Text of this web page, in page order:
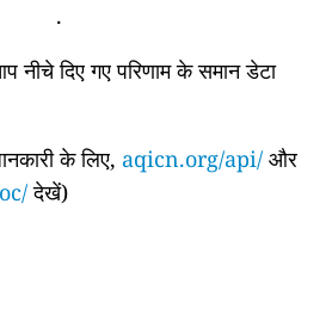
.
नीचे दिए गए परिणाम के समान डेटा
के लिए, aqicn.org/api/ और
देखें)